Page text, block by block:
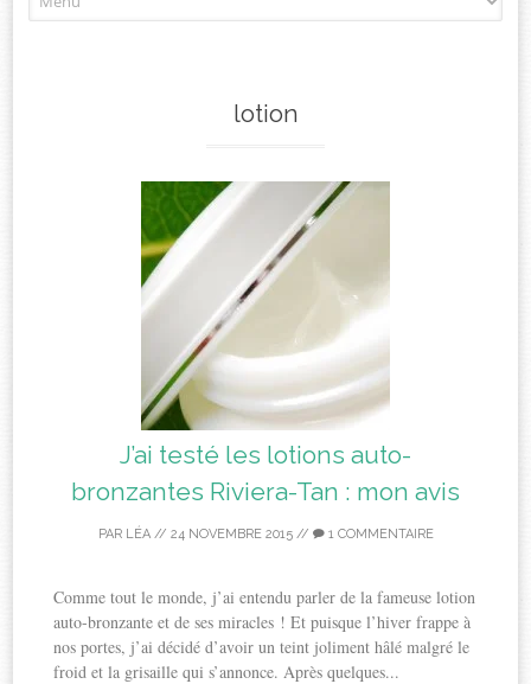
à
lotion
J’ai testé les lotions auto-
bronzantes Riviera-Tan : mon avis
PAR LÉA// 24 NOVEMBRE 2015// 1 COMMENTAIRE
Comme tout le monde, j’ai entendu parler de la fameuse lotion
auto-bronzante et de ses miracles ! Et puisque l’hiver frappe à
nos portes, j’ai décidé d’avoir un teint joliment hâlé malgré le
froid et la grisaille qui s’annonce. Après quelques...